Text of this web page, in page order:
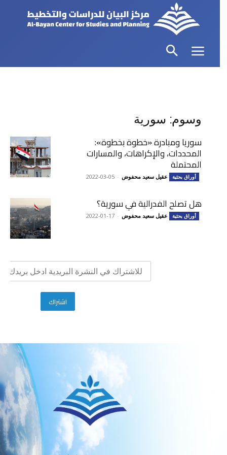
وسوم: سورية
سوريا ومبادرة «خطوة بخطوة»:
المحددات، والإكراهات، والمسارات
المحتملة
أوراق بحثية عقيل سعيد محفوض -
2022-03-05
هل تصلح الفدرالية في سورية؟
أوراق بحثية عقيل سعيد محفوض -
2022-01-17